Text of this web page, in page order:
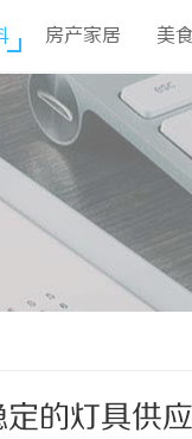
房产家居 美
的灯具供